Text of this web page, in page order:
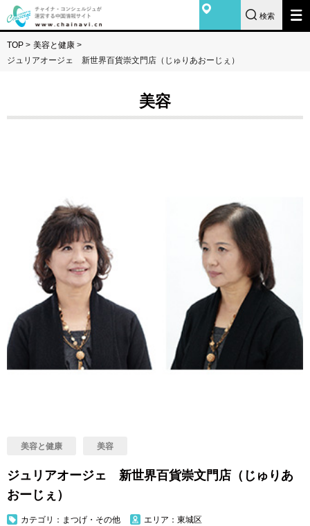
検索
TOP > 美容と健康 >
ジュリアオージェ 新世界百貨崇文門店（じゅりあおーじぇ）
美容
美容と健康 美容
ジュリアオージェ 新世界百貨崇文門店（じゅりあ
おーじぇ）
カテゴリ：まつげ・その他 エリア：東城区